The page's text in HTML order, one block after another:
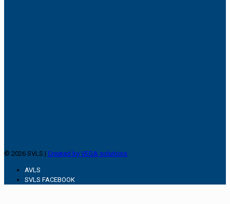
© 2026 SVLS | Created by VEGA solutions
AVLS
SVLS FACEBOOK